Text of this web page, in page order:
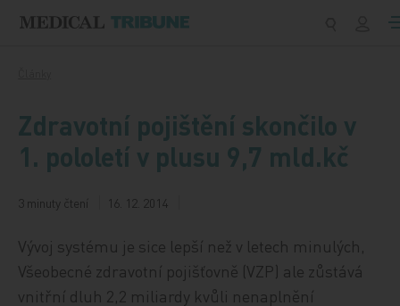
Zdravotní pojištění skončilo v
1. pololetí v plusu 9,7 mld.kč
3 minuty čtení 16. 12. 2014
Vývoj systému je sice lepší než v letech minulých,
Všeobecné zdravotní pojišťovně (VZP) ale zůstává
vnitřní dluh 2,2 miliardy kvůli nenaplnění